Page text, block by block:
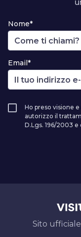
Nome*
Email*
Ho preso visione
autorizzo il
D.Lgs. 196/2003 e
Sito